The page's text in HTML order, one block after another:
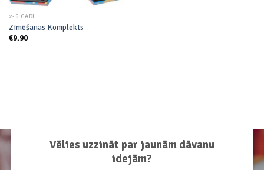
2-6 GADI
Zīmēšanas Komplekts
€9.90
Vēlies uzzināt par jaunām dāvanu
idejām?